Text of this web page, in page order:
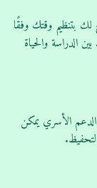
بتنظيم وقتك وفقًا
الدراسة والحياة
الدعم الأسري يمكن